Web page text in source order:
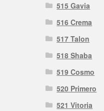
515 Gavia
516 Crema
517 Talon
518 Shaba
519 Cosmo
520 Primero
521 Vitoria